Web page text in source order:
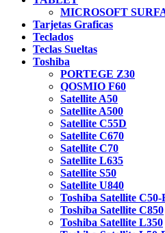
MICROSOFT
Tarjetas Graficas
Teclados
Teclas Sueltas
Toshiba
PORTEGE Z30
QOSMIO F60
Satellite A50
Satellite A500
Satellite C55D
Satellite C670
Satellite C70
Satellite L635
Satellite S50
Satellite U840
Toshiba Satellite C50-
Toshiba Satellite C850
Toshiba Satellite L350